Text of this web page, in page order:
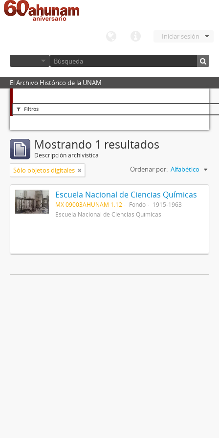
Iniciar sesión
El Archivo Histórico de la UNAM
Filtros
Mostrando 1 resultados
Descripción archivística
Sólo objetos digitales Ordenar por: Alfabético
Escuela Nacional de Ciencias Químicas
MX 09003AHUNAM 1.12 Fondo
1915-1963
Escuela Nacional de Ciencias Químicas